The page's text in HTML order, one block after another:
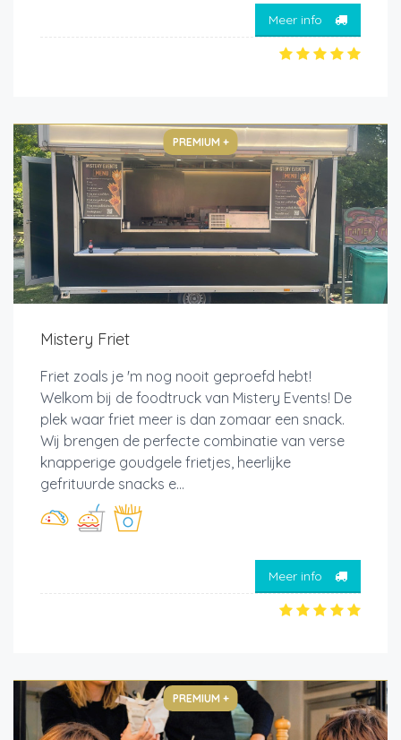
Meer info
PREMIUM +
Mistery Friet
Friet zoals je 'm nog nooit geproefd hebt!
Welkom bij de foodtruck van Mistery Events! De
plek waar friet meer is dan zomaar een snack.
Wij brengen de perfecte combinatie van verse
knapperige goudgele frietjes, heerlijke
gefrituurde snacks e...
Meer info
PREMIUM +